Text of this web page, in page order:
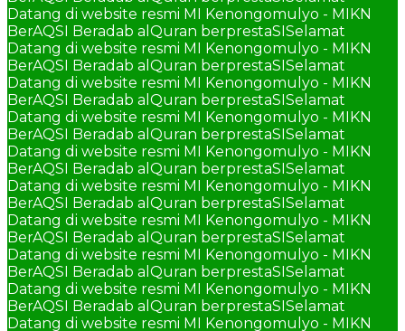
Datang di website resmi MI Kenongomulyo - MIKN
BerAQSI Beradab alQuran berprestaSISelamat
Datang di website resmi MI Kenongomulyo - MIKN
BerAQSI Beradab alQuran berprestaSISelamat
Datang di website resmi MI Kenongomulyo - MIKN
BerAQSI Beradab alQuran berprestaSISelamat
Datang di website resmi MI Kenongomulyo - MIKN
BerAQSI Beradab alQuran berprestaSISelamat
Datang di website resmi MI Kenongomulyo - MIKN
BerAQSI Beradab alQuran berprestaSISelamat
Datang di website resmi MI Kenongomulyo - MIKN
BerAQSI Beradab alQuran berprestaSISelamat
Datang di website resmi MI Kenongomulyo - MIKN
BerAQSI Beradab alQuran berprestaSISelamat
Datang di website resmi MI Kenongomulyo - MIKN
BerAQSI Beradab alQuran berprestaSISelamat
Datang di website resmi MI Kenongomulyo - MIKN
BerAQSI Beradab alQuran berprestaSISelamat
Datang di website resmi MI Kenongomulyo - MIKN